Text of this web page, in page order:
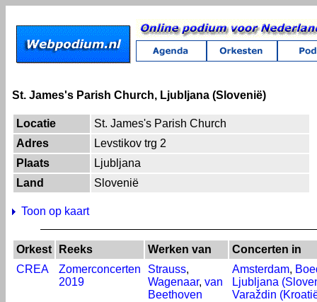
St. James's Parish Church, Ljubljana (Slovenië)
Locatie
St. James's Parish Church
Adres
Levstikov trg 2
Plaats
Ljubljana
Land
Slovenië
Toon op kaart
Orkest Reeks Werken van
Concerten in
CREA
Zomerconcerten
2019
Strauss,
Wagenaar, van
Beethoven
Amsterdam,
Ljubljana
Varaždin